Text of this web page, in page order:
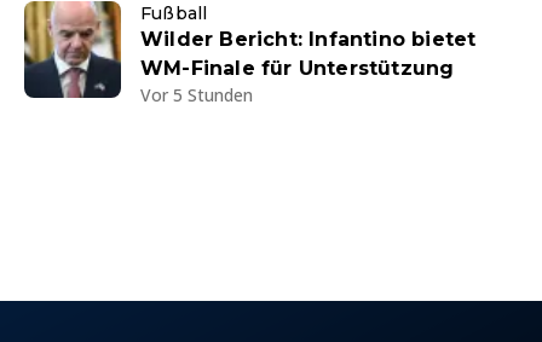
Fußball
Wilder Bericht: Infantino bietet
WM-Finale für Unterstützung
Vor 5 Stunden